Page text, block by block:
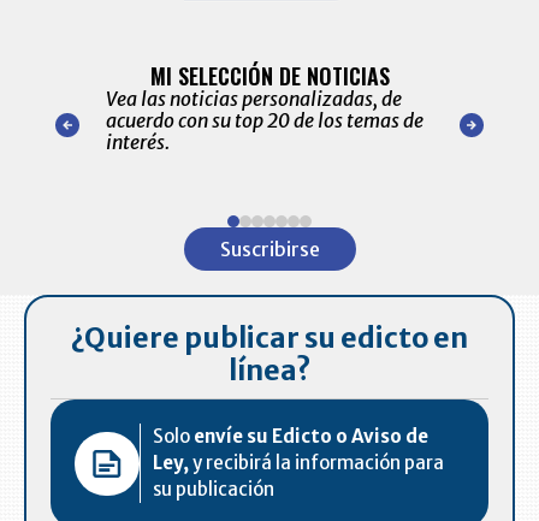
nuestro
para
MI SELECCIÓN DE NOTICIAS
Vea las noticias personalizadas, de
acuerdo con su top 20 de los temas de
interés.
de las
Suscribirse
¿Quiere publicar su edicto en
línea?
Solo envíe su Edicto o Aviso de
Ley,y recibirá la información para
su publicación